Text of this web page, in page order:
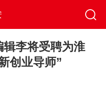
辑李将受聘为淮
创业导师”